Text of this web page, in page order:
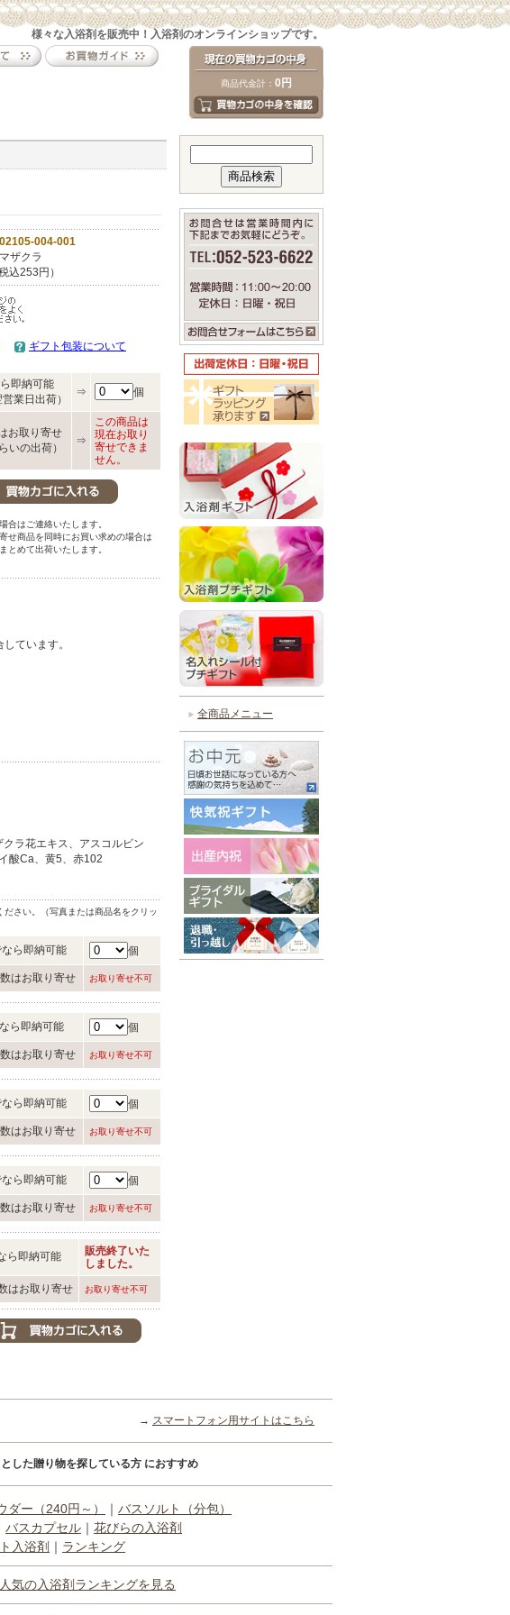
様々な入浴剤を販売中！入浴剤のオンラインショップです。
商品代金計： 0円
004-001
ザクラ
込253円）
ギフト包装について
即納可能
業日出荷）
⇒ 個
お取り寄せ
いの出荷）
⇒
この商品は
現在お取り
寄せできま
せん。
合はご連絡いたします。
せ商品を同時にお買い求めの場合は
とめて出荷いたします。
ています。
ラ花エキス、アスコルビン
酸Ca、黄5、赤102
さい。（写真または商品名をクリッ
ら即納可能 個
はお取り寄せ お取り寄せ不可
ら即納可能 個
はお取り寄せ お取り寄せ不可
ら即納可能 個
はお取り寄せ お取り寄せ不可
ら即納可能 個
はお取り寄せ お取り寄せ不可
ら即納可能
販売終了いた
しました。
はお取り寄せ
お取り寄せ不可
全商品メニュー
→ スマートフォン用サイトはこちら
した贈り物を探している方 におすすめ
ダー（240円～） ｜ バスソルト（分包）
バスカプセル ｜ 花びらの入浴剤
入浴剤 ｜ ランキング
人気の入浴剤ランキングを見る